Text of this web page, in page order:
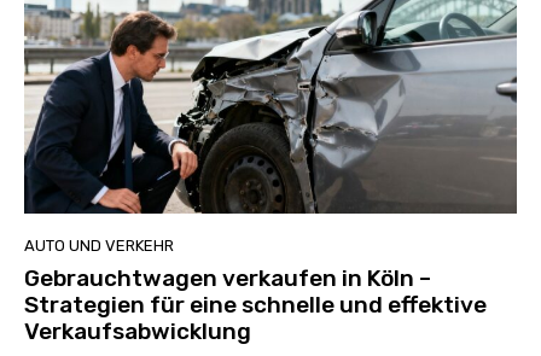
AUTO UND VERKEHR
Gebrauchtwagen verkaufen in Köln –
Strategien für eine schnelle und effektive
Verkaufsabwicklung